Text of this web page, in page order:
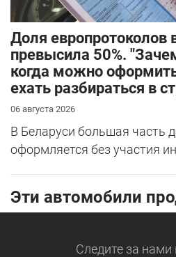
Доля европротоколов
превысила 50%.
когда можно
ехать разбираться в
06 августа 2026
В Беларуси большая часть
оформляется без участия
Эти автомобили
Следите за нами